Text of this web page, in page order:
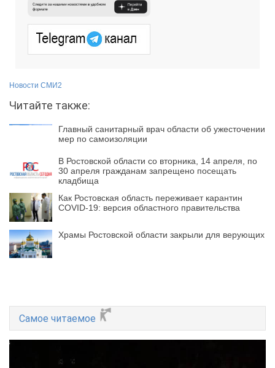
Новости СМИ2
Читайте также:
Главный санитарный врач области об ужесточении
мер по самоизоляции
В Ростовской области со вторника, 14 апреля, по
30 апреля гражданам запрещено посещать
кладбища
Как Ростовская область переживает карантин
COVID-19: версия областного правительства
Храмы Ростовской области закрыли для верующих
Самое читаемое